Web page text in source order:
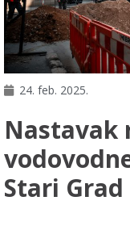
24. feb. 2025.
Nastavak
Stari Grad